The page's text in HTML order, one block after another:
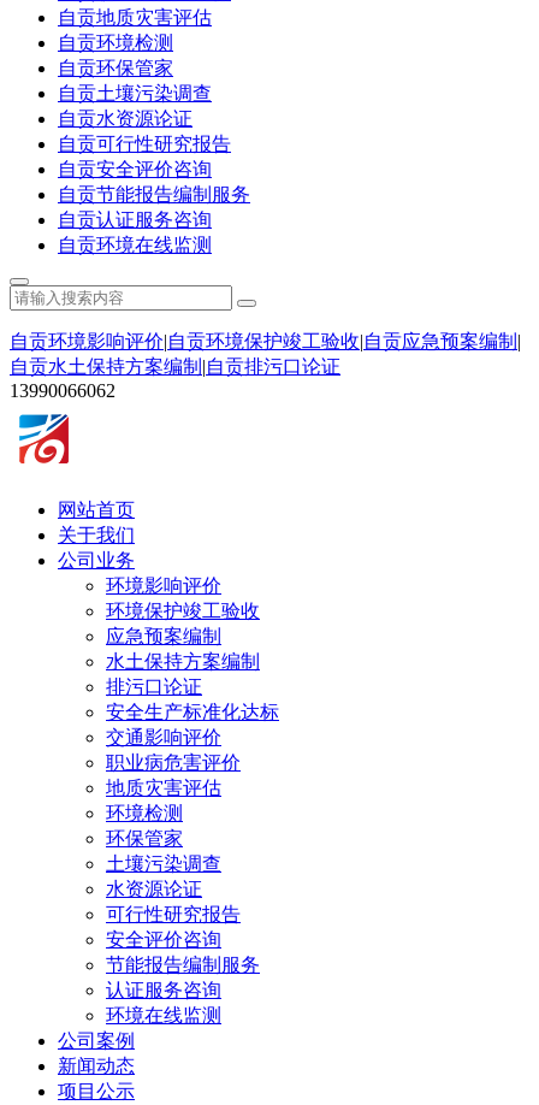
自贡地质灾害评估
自贡环境检测
自贡环保管家
自贡土壤污染调查
自贡水资源论证
自贡可行性研究报告
自贡安全评价咨询
自贡节能报告编制服务
自贡认证服务咨询
自贡环境在线监测
自贡环境影响评价|自贡环境保护竣工验收|自贡应急预案编制 |
自贡水土保持方案编制 |自贡排污口论证
13990066062
网站首页
关于我们
公司业务
环境影响评价
环境保护竣工验收
应急预案编制
水土保持方案编制
排污口论证
安全生产标准化达标
交通影响评价
职业病危害评价
地质灾害评估
环境检测
环保管家
土壤污染调查
水资源论证
可行性研究报告
安全评价咨询
节能报告编制服务
认证服务咨询
环境在线监测
公司案例
新闻动态
项目公示